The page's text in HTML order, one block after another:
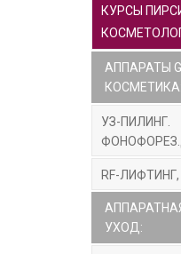
КУРСЫ
АППАРАТЫ
КОСМЕТИКА:
УЗ-ПИЛИНГ.
RF-
УХОД: